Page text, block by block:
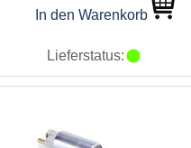
In den Warenkorb
Lieferstatus: